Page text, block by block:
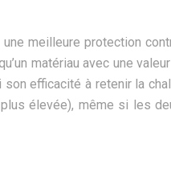
meilleure protection
matériau avec une
efficacité à retenir la
élevée), même si les